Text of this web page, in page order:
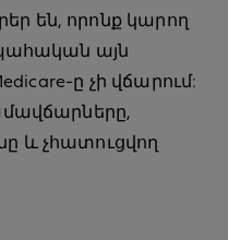
են, որոնք կարող
այն
ը չի վճարում:
և չհատուցվող